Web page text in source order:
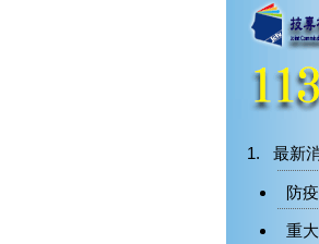
最新
防
重